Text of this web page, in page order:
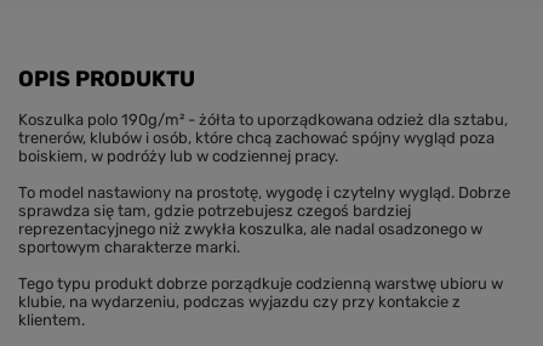
OPIS PRODUKTU
Koszulka polo 190g/m² - żółta to uporządkowana odzież dla sztabu,
trenerów, klubów i osób, które chcą zachować spójny wygląd poza
boiskiem, w podróży lub w codziennej pracy.
To model nastawiony na prostotę, wygodę i czytelny wygląd. Dobrze
sprawdza się tam, gdzie potrzebujesz czegoś bardziej
reprezentacyjnego niż zwykła koszulka, ale nadal osadzonego w
sportowym charakterze marki.
Tego typu produkt dobrze porządkuje codzienną warstwę ubioru w
klubie, na wydarzeniu, podczas wyjazdu czy przy kontakcie z
klientem.